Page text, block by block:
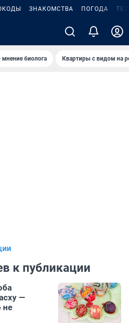
ЗНАКОМСТВА ПОГОДА
биолога Квартиры с видом на
к публикации
—
не